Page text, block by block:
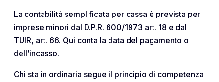
La contabilità semplificata per cassa è prevista per
imprese minori dal D.P.R. 600/1973 art. 18 e dal
TUIR, art. 66. Qui conta la data del pagamento o
dell’incasso.
Chi sta in ordinaria segue il principio di competenza